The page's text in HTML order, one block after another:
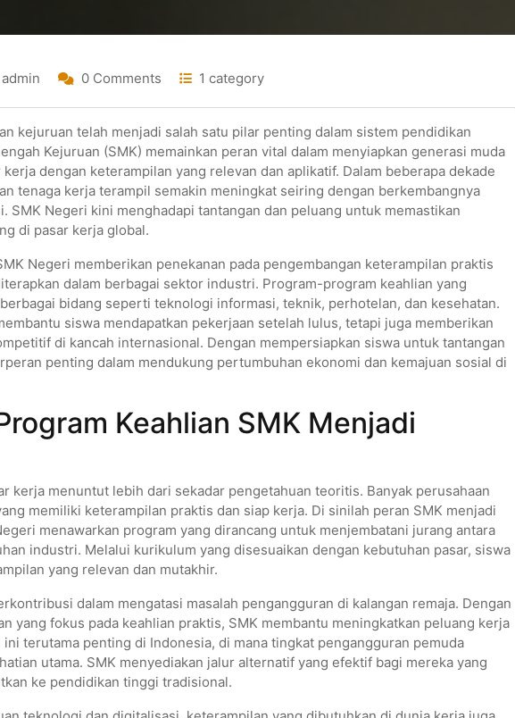
admin 0 Comments 1 category
kejuruan telah menjadi salah satu pilar penting dalam sistem pendidikan
Kejuruan (SMK) memainkan peran vital dalam menyiapkan generasi muda
dengan keterampilan yang relevan dan aplikatif. Dalam beberapa dekade
tenaga kerja terampil semakin meningkat seiring dengan berkembangnya
SMK Negeri kini menghadapi tantangan dan peluang untuk memastikan
di pasar kerja global.
Negeri memberikan penekanan pada pengembangan keterampilan praktis
dalam berbagai sektor industri. Program-program keahlian yang
bidang seperti teknologi informasi, teknik, perhotelan, dan kesehatan.
siswa mendapatkan pekerjaan setelah lulus, tetapi juga memberikan
di kancah internasional. Dengan mempersiapkan siswa untuk tantangan
penting dalam mendukung pertumbuhan ekonomi dan kemajuan sosial di
Keahlian SMK Menjadi
kerja menuntut lebih dari sekadar pengetahuan teoritis. Banyak perusahaan
memiliki keterampilan praktis dan siap kerja. Di sinilah peran SMK menjadi
menawarkan program yang dirancang untuk menjembatani jurang antara
industri. Melalui kurikulum yang disesuaikan dengan kebutuhan pasar, siswa
yang relevan dan mutakhir.
dalam mengatasi masalah pengangguran di kalangan remaja. Dengan
yang fokus pada keahlian praktis, SMK membantu meningkatkan peluang kerja
ini terutama penting di Indonesia, di mana tingkat pengangguran pemuda
utama. SMK menyediakan jalur alternatif yang efektif bagi mereka yang
ke pendidikan tinggi tradisional.